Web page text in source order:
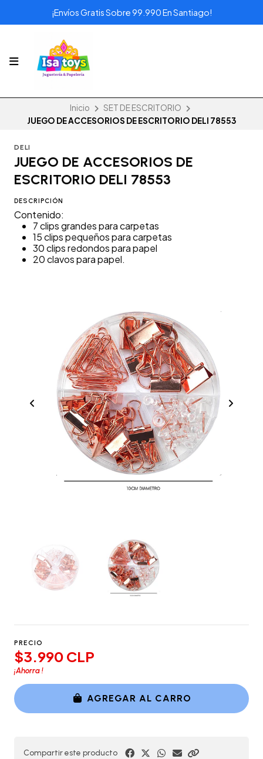
¡Envíos Gratis Sobre 99.990 En Santiago!
Inicio
SET DE ESCRITORIO
JUEGO DE ACCESORIOS DE ESCRITORIO DELI 78553
DELI
JUEGO DE ACCESORIOS DE
ESCRITORIO DELI 78553
DESCRIPCIÓN
Contenido:
7 clips grandes para carpetas
15 clips pequeños para carpetas
30 clips redondos para papel
20 clavos para papel.
PRECIO
$3.990 CLP
¡Ahorra!
AGREGAR AL CARRO
Compartir este producto